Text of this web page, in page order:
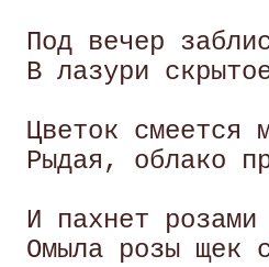
Под вечер
В лазури
Цветок смеется
Рыдая, облако
И пахнет
Омыла розы щек